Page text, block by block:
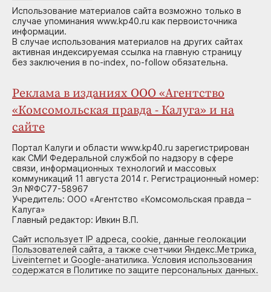
Использование материалов сайта возможно только в
случае упоминания www.kp40.ru как первоисточника
информации.
В случае использования материалов на других сайтах
активная индексируемая ссылка на главную страницу
без заключения в no-index, no-follow обязательна.
Реклама в изданиях ООО «Агентство
«Комсомольская правда - Калуга» и на
сайте
Портал Калуги и области www.kp40.ru зарегистрирован
как СМИ Федеральной службой по надзору в сфере
связи, информационных технологий и массовых
коммуникаций 11 августа 2014 г. Регистрационный номер:
Эл №ФС77-58967
Учредитель: ООО «Агентство «Комсомольская правда –
Калуга»
Главный редактор: Ивкин В.П.
Сайт использует IP адреса, cookie, данные геолокации
Пользователей сайта, а также счетчики Яндекс.Метрика,
Liveinternet и Google-анатилика. Условия использования
содержатся в Политике по защите персональных данных.